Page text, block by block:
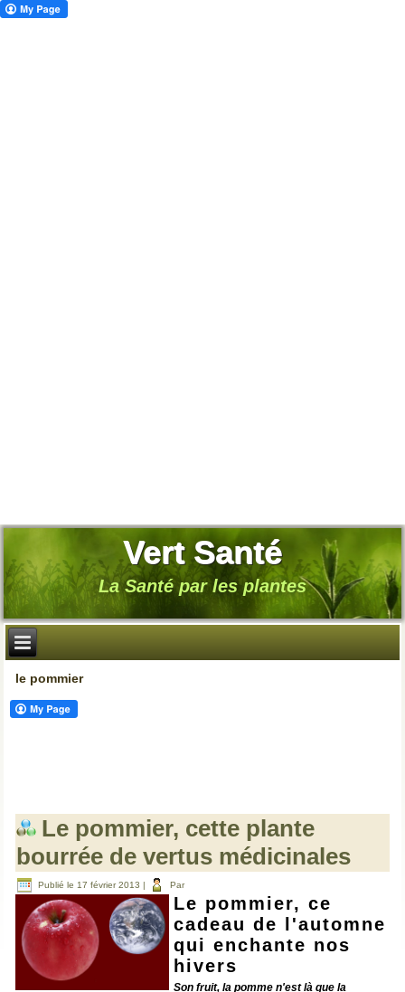
Vert Santé
La Santé par les plantes
le pommier
Le pommier, cette plante
bourrée de vertus médicinales
Publié le 17 février 2013 | Par
Le pommier, ce
cadeau de l'automne
qui enchante nos
hivers
Son fruit, la pomme n'est là que la